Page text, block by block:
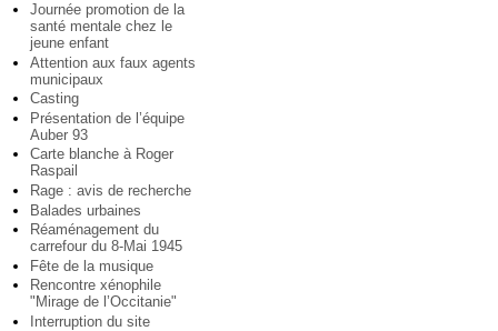
Journée promotion de la
santé mentale chez le
jeune enfant
Attention aux faux agents
municipaux
Casting
Présentation de l’équipe
Auber 93
Carte blanche à Roger
Raspail
Rage : avis de recherche
Balades urbaines
Réaménagement du
carrefour du 8-Mai 1945
Fête de la musique
Rencontre xénophile
"Mirage de l’Occitanie"
Interruption du site